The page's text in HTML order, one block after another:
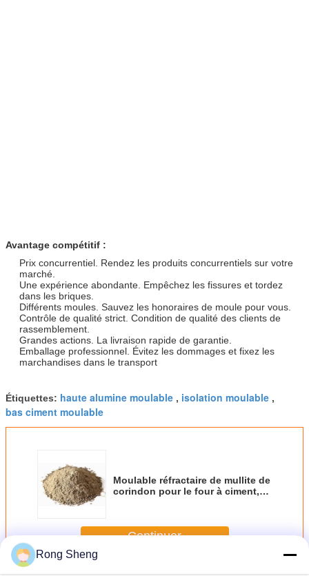
Avantage compétitif :
Prix concurrentiel. Rendez les produits concurrentiels sur votre
marché.
Une expérience abondante. Empêchez les fissures et tordez
dans les briques.
Différents moules. Sauvez les honoraires de moule pour vous.
Contrôle de qualité strict. Condition de qualité des clients de
rassemblement.
Grandes actions. La livraison rapide de garantie.
Emballage professionnel. Évitez les dommages et fixez les
marchandises dans le transport
Étiquettes: haute alumine moulable , isolation moulable ,
bas ciment moulable
Moulable réfractaire de mullite de
corindon pour le four à ciment,
Continuer
Rong Sheng